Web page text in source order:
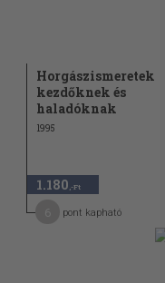
szabad
Horgászismeretek
kezdőknek és
haladóknak
1995
1.180 ,-Ft
pont kapható